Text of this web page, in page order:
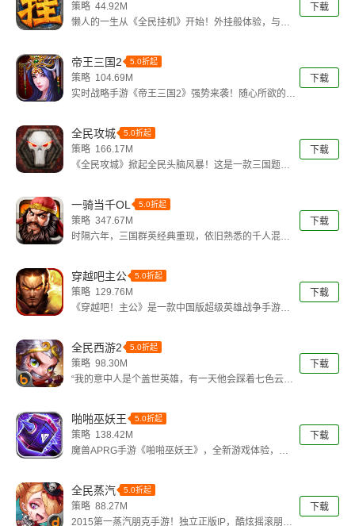
策略 44.92M
懒人的一生从《全民挂机》开始！外挂般体验，与软
为你带来真正的
下载
帝王三国2 5.0折起
策略 104.69M
实时战略手游《帝王三国2》强势来袭！随心所欲的布
下载
全民攻城 5.0折起
策略 166.17M
《全民攻城》掀起全民头脑风暴！这是一款三国题材
下载
一骑当千OL 5.0折起
策略 347.67M
时隔六年，三国群英经典重现，依旧熟悉的千人混
下载
穿越吧主公 5.0折起
策略 129.76M
《穿越吧！主公》是一款中国版超级英雄战争手游，
下载
全民西游2 5.0折起
策略 98.30M
“我的意中人是个盖世英雄，有一天他会踩着七色云彩
下载
啪啪巫妖王 5.0折起
策略 138.42M
魔兽APRG手游《啪啪巫妖王》，全新游戏体验，海
下载
全民蒸汽 5.0折起
策略 88.27M
2015第一蒸汽朋克手游！独立正版IP，酷炫摇滚朋克
下载